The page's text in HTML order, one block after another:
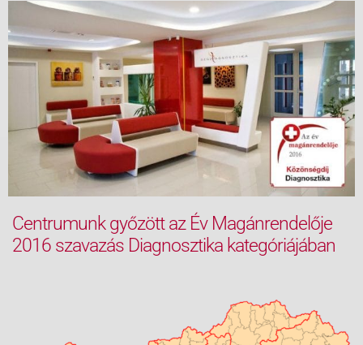
Centrumunk győzött az Év Magánrendelője
2016 szavazás Diagnosztika kategóriájában